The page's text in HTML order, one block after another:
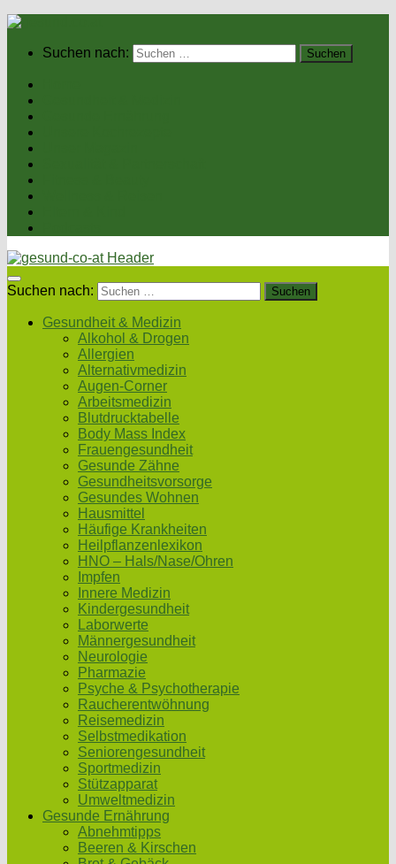
Suchen nach:
Suchen nach:
Gesundheit & Medizin
Alkohol & Drogen
Allergien
Alternativmedizin
Augen-Corner
Arbeitsmedizin
Blutdrucktabelle
Body Mass Index
Frauengesundheit
Gesunde Zähne
Gesundheitsvorsorge
Gesundes Wohnen
Hausmittel
Häufige Krankheiten
Heilpflanzenlexikon
HNO – Hals/Nase/Ohren
Impfen
Innere Medizin
Kindergesundheit
Laborwerte
Männergesundheit
Neurologie
Pharmazie
Psyche & Psychotherapie
Raucherentwöhnung
Reisemedizin
Selbstmedikation
Seniorengesundheit
Sportmedizin
Stützapparat
Umweltmedizin
Gesunde Ernährung
Abnehmtipps
Beeren & Kirschen